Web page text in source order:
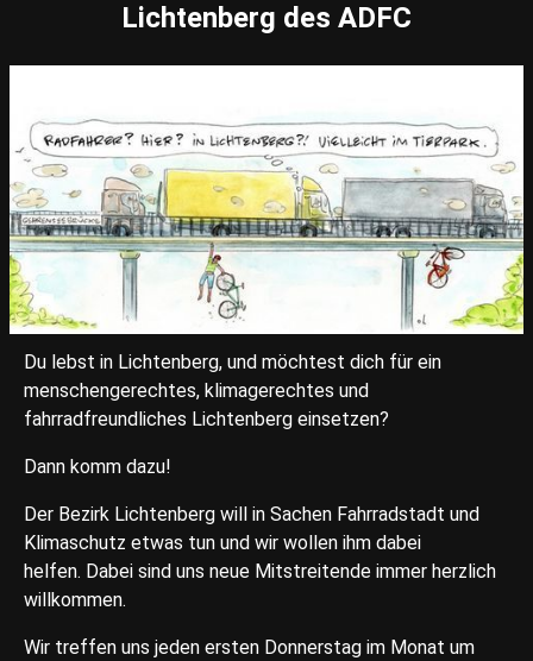
Lichtenberg des ADFC
Du lebst in Lichtenberg, und möchtest dich für ein
menschengerechtes, klimagerechtes und
fahrradfreundliches Lichtenberg einsetzen?
Dann komm dazu!
Der Bezirk Lichtenberg will in Sachen Fahrradstadt und
Klimaschutz etwas tun und wir wollen ihm dabei
helfen. Dabei sind uns neue Mitstreitende immer herzlich
willkommen.
Wir treffen uns jeden ersten Donnerstag im Monat um